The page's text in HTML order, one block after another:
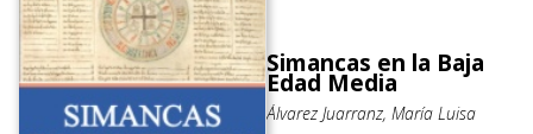
Simancas en la Baja
Edad Media
Álvarez Juarranz, María Luisa